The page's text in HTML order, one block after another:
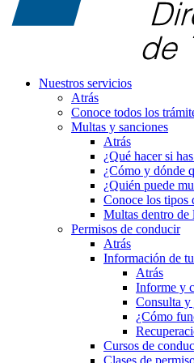
Nuestros servicios
Atrás
Conoce todos los
Multas y sanciones
Atrás
¿Qué hacer si
¿Cómo y dónde
¿Quién puede
Conoce los tipos
Multas dentro de
Permisos de conducir
Atrás
Información de
Atrás
Informe y
Consulta y
¿Cómo
Cursos de